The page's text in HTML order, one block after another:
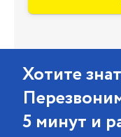
Хотите
5 минут и